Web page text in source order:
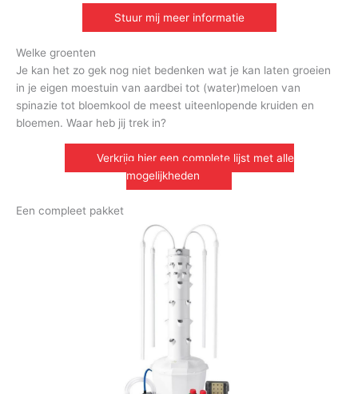
Stuur mij meer informatie
Welke groenten
Je kan het zo gek nog niet bedenken wat je kan laten groeien
in je eigen moestuin van aardbei tot (water)meloen van
spinazie tot bloemkool de meest uiteenlopende kruiden en
bloemen. Waar heb jij trek in?
Verkrijg hier een complete lijst met alle
mogelijkheden
Een compleet pakket